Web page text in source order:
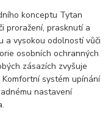
konceptu Tytan
proražení, prasknutí a
a vysokou odolností vůči
osobních ochranných
zásazích zvyšuje
systém upínání
nastavení